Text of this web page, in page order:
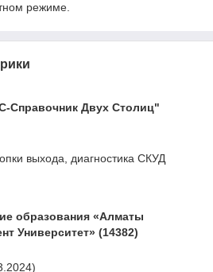
режиме.
Справочник Двух Столиц"
выхода, диагностика СКУД
образования «Алматы
Университет» (14382)